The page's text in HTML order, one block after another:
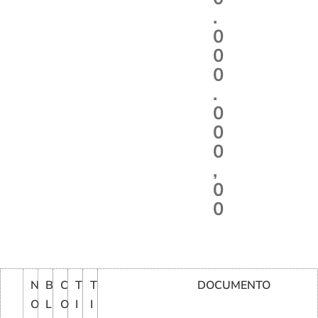
.
0
0
0
.
0
0
0
,
0
0
N
O
B
L
C
O
T
I
T
I
DOCUMENTO